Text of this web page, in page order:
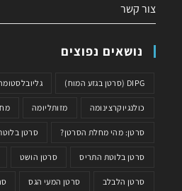
צור קשר
נושאים נפוצים
DIPG (סרטן בגזע המוח)
כולנגיוקרצינומה מזותליומה
סרטן: מהי מחלת הסרטן? סרטן
סרטן בלוטת התריס סרטן הושט
סרטן הלבלב סרטן המעי הגס